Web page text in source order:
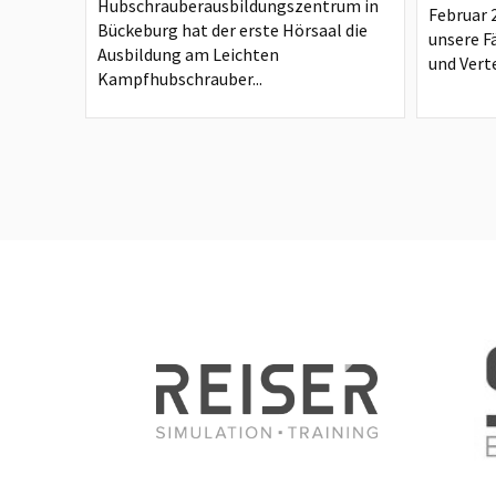
Hubschrauberausbildungszentrum in
Bückeburg hat der erste Hörsaal die
Ausbildung am Leichten
Kampfhubschrauber...
Februar
unsere
und